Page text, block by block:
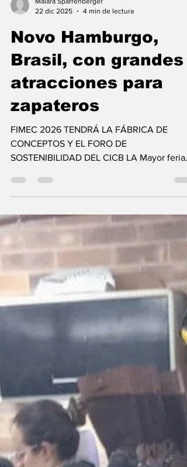
22 dic 2025
4 min de lectura
Novo Hamburgo,
Brasil, con grandes
atracciones para
zapateros
FIMEC 2026 TENDRÁ LA FÁBRICA DE
CONCEPTOS Y EL FORO DE
SOSTENIBILIDAD DEL CICB LA Mayor feria
FIMEC (Feria Internacional del Cuero,
Productos Químicos, Componentes,
Maquinaria y Equipos para el Calzado y
Curtiduría) ya tiene confirmadas dos grandes
atracciones para los profesionales de la
cadena cuero-calzado. Los visitantes podrán
ver la Fábrica del Concepto, que presentará